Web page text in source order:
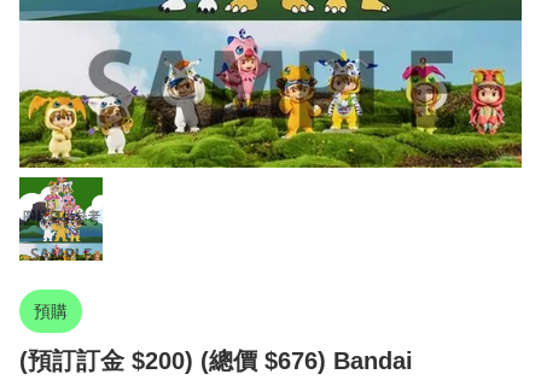
預購
(預訂訂金 $200) (總價 $676) Bandai